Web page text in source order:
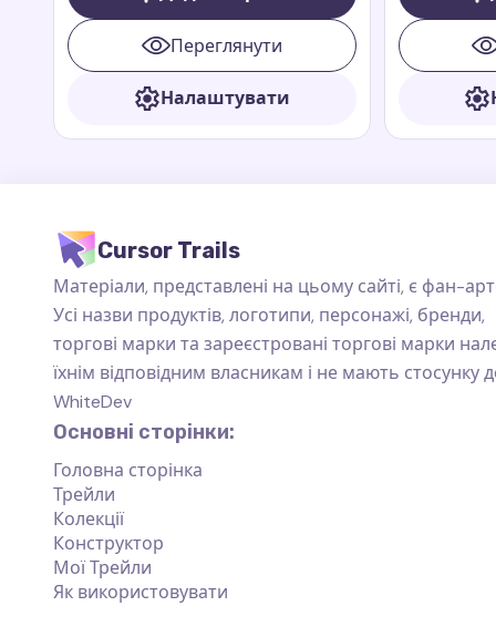
ведмедем з Перу з анімаційних книг
і фільмів Paddington.Переглянути
Налаштувати
улюбленцем
пригодам у
Paddington.
який
характер,
Cursor Trails
Матеріали, представлені на цьому сайті, є фан-
Усі назви продуктів, логотипи, персонажі, бренди,
торгові марки та зареєстровані торгові марки
їхнім відповідним власникам і не мають стосунку
WhiteDev
Основні сторінки:
Головна сторінка
Трейли
Колекції
Конструктор
Мої Трейли
Як використовувати